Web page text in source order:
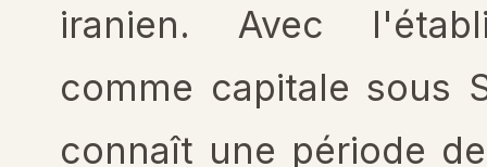
iranien. Avec
comme capitale sous
connaît une période